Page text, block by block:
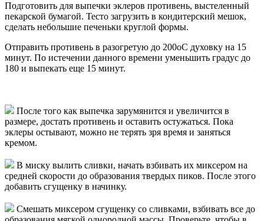
Подготовить для выпечки эклеров противень, выстеленный
пекарской бумагой. Тесто загрузить в кондитерский мешок,
сделать небольшие печеньки круглой формы.
Отправить противень в разогретую до 200оС духовку на 15
минут. По истечении данного времени уменьшить градус до
180 и выпекать еще 15 минут.
После того как выпечка зарумянится и увеличится в
размере, достать противень и оставить остужаться. Пока
эклеры остывают, можно не терять зря время и заняться
кремом.
В миску вылить сливки, начать взбивать их миксером на
средней скорости до образования твердых пиков. После этого
добавить сгущенку в начинку.
Смешать миксером сгущенку со сливками, взбивать все до